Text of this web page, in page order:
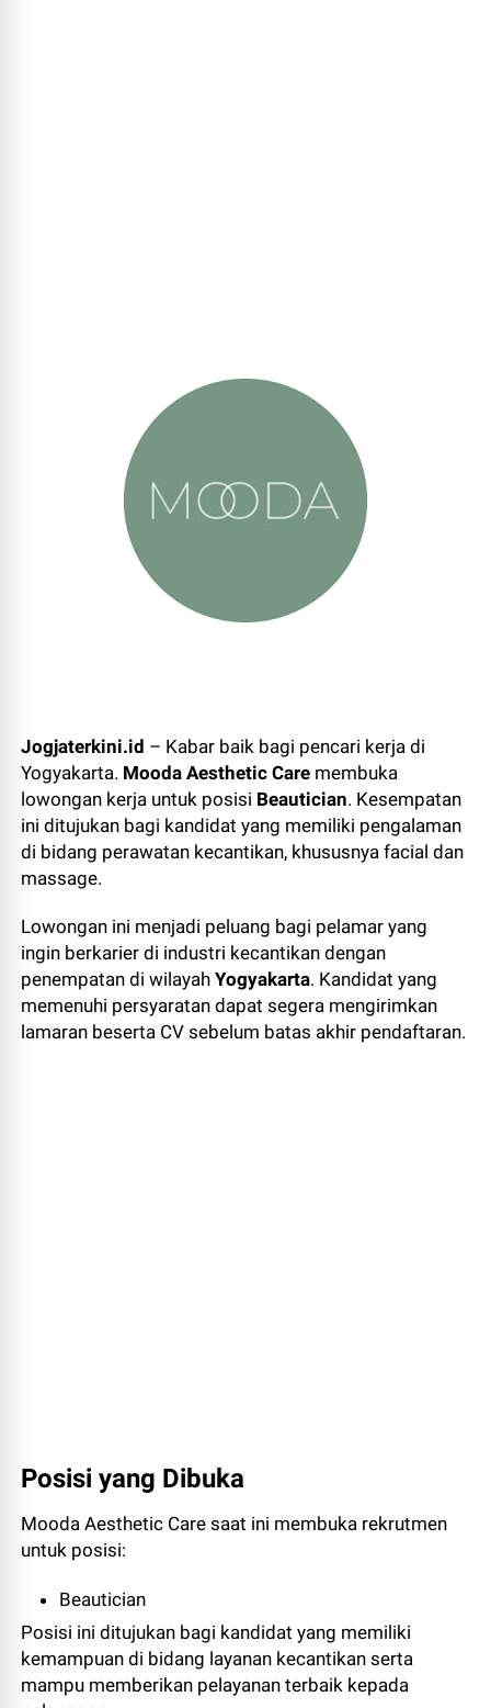
Jogjaterkini.id – Kabar baik bagi pencari kerja di
Yogyakarta. Mooda Aesthetic Care membuka
lowongan kerja untuk posisi Beautician. Kesempatan
ini ditujukan bagi kandidat yang memiliki pengalaman
di bidang perawatan kecantikan, khususnya facial dan
massage.
Lowongan ini menjadi peluang bagi pelamar yang
ingin berkarier di industri kecantikan dengan
penempatan di wilayahYogyakarta. Kandidat yang
memenuhi persyaratan dapat segera mengirimkan
lamaran beserta CV sebelum batas akhir pendaftaran.
Posisi yang Dibuka
Mooda Aesthetic Care saat ini membuka rekrutmen
untuk posisi:
Beautician
Posisi ini ditujukan bagi kandidat yang memiliki
kemampuan di bidang layanan kecantikan serta
mampu memberikan pelayanan terbaik kepada